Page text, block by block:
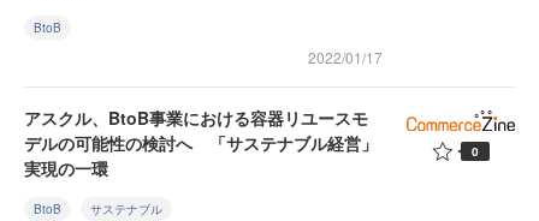
BtoB
2022/01/17
アスクル、BtoB事業における容器リユースモ
デルの可能性の検討へ 「サステナブル経営」
実現の一環
BtoB サステナブル
0